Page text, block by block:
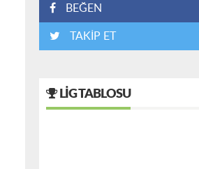
BEĞEN
TAKİP ET
LIG TABLOSU